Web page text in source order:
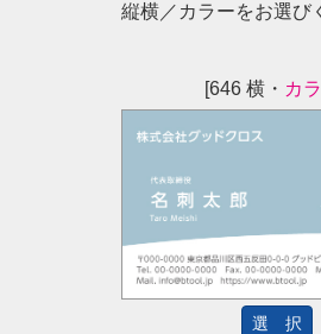
縦横／カラーをお選び
[646 横・ カ
選 択